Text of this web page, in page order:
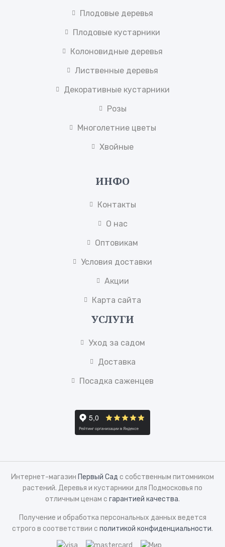
Плодовые деревья
Плодовые кустарники
Колоновидные деревья
Лиственные деревья
Декоративные кустарники
Розы
Многолетние цветы
Хвойные
ИНФО
Контакты
О нас
Оптовикам
Условия доставки
Акции
Карта сайта
УСЛУГИ
Уход за садом
Доставка
Посадка саженцев
Интернет-магазин Первый Сад с собственным питомником
растений. Деревья и кустарники для Подмосковья по
отличным ценам с гарантией качества.
Получение и обработка персональных данных ведется
строго в соответствии с политикой конфиденциальности.